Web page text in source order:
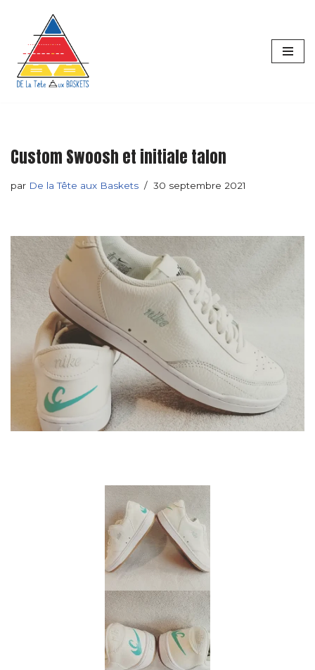
Aller
au
contenu
Custom Swoosh et initiale talon
par De la Tête aux Baskets 30 septembre 2021